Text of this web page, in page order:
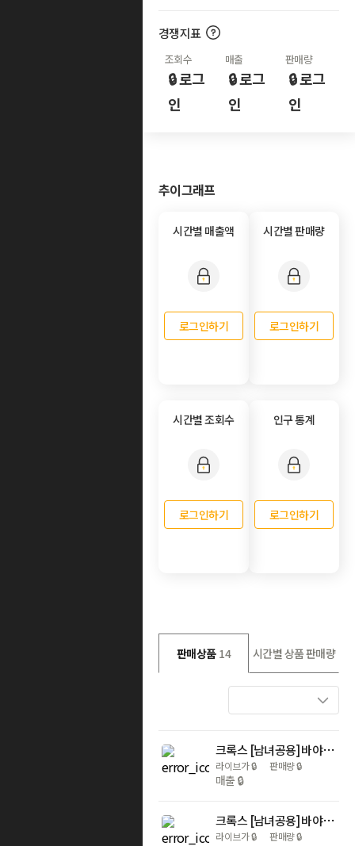
경쟁지표
조회수
🔒 로그
인
매출
🔒 로그
인
판매량
🔒 로그
인
추이그래프
시간별 매출액
로그인하기
시간별 판매량
로그인하기
시간별 조회수
로그인하기
인구 통계
로그인하기
판매상품 14 시간별 상품 판매량
크록스 [남녀공용] 바야밴드 클로그 3종 205089-066외 크록스 샌들 슬리퍼 지비츠 클래식 바야밴드
라이브가🔒 판매량🔒
매출 🔒
크록스 [남녀공용] 바야 클로그 2종 10126-001외 크록스 샌들 슬리퍼 지비츠 슬라이드 클래식
라이브가🔒 판매량🔒